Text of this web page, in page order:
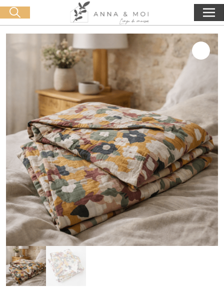
Oferta de entrega a partir de 60€ de compra 0,00€